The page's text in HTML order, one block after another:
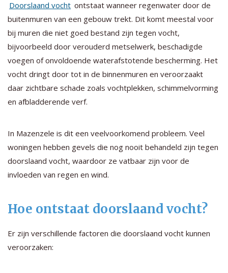
Doorslaand vocht ontstaat wanneer regenwater door de
buitenmuren van een gebouw trekt. Dit komt meestal voor
bij muren die niet goed bestand zijn tegen vocht,
bijvoorbeeld door verouderd metselwerk, beschadigde
voegen of onvoldoende waterafstotende bescherming. Het
vocht dringt door tot in de binnenmuren en veroorzaakt
daar zichtbare schade zoals vochtplekken, schimmelvorming
en afbladderende verf.
In Mazenzele is dit een veelvoorkomend probleem. Veel
woningen hebben gevels die nog nooit behandeld zijn tegen
doorslaand vocht, waardoor ze vatbaar zijn voor de
invloeden van regen en wind.
Hoe ontstaat doorslaand vocht?
Er zijn verschillende factoren die doorslaand vocht kunnen
veroorzaken: